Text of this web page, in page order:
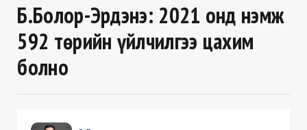
Б.Болор-Эрдэнэ: 2021 онд нэмж
592 төрийн үйлчилгээ цахим
болно